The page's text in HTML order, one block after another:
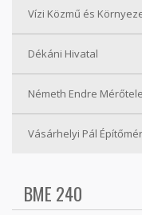
Vízi Közmű és
Dékáni Hivatal
Németh Endre
Vásárhelyi Pál
BME 240